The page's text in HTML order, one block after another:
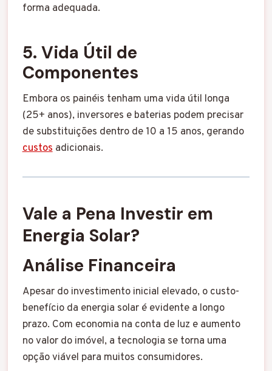
forma adequada.
5. Vida Útil de
Componentes
Embora os painéis tenham uma vida útil longa
(25+ anos), inversores e baterias podem precisar
de substituições dentro de 10 a 15 anos, gerando
custosadicionais.
Vale a Pena Investir em
Energia Solar?
Análise Financeira
Apesar do investimento inicial elevado, o custo-
benefício da energia solar é evidente a longo
prazo. Com economia na conta de luz e aumento
no valor do imóvel, a tecnologia se torna uma
opção viável para muitos consumidores.